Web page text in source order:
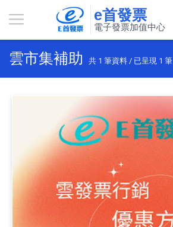
e首發票
電子發票加值中心
雲市集補助 共 1 筆資料 / 已呈現 1 筆